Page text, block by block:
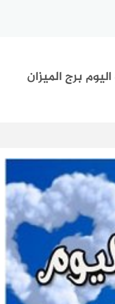
فرح | حظك اليوم برج الميزان